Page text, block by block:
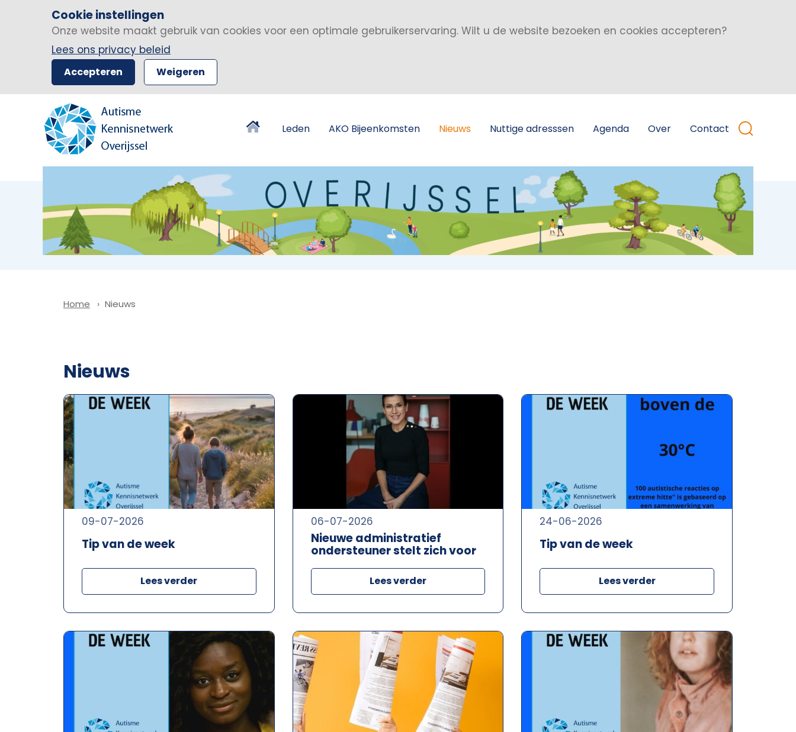
Cookie instellingen
Onze website maakt gebruik van cookies voor een optimale gebruikerservaring. Wilt u de website bezoeken en cookies accepteren?
Lees ons privacy beleid
Accepteren Weigeren
Leden AKO Bijeenkomsten Nieuws Nuttige adresssen Agenda Over Contact
Home Nieuws
Nieuws
Tip van de week
09-07-2026
Lees verder
Nieuwe administratief
ondersteuner stelt zich voor
06-07-2026
Lees verder
Tip van de week
24-06-2026
Lees verder